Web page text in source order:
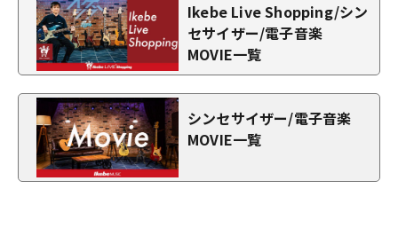
Ikebe Live Shopping/シン
セサイザー/電子音楽
MOVIE一覧
シンセサイザー/電子音楽
MOVIE一覧